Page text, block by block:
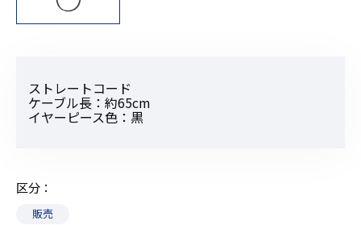
ストレートコード
ケーブル長：約65cm
イヤーピース色：黒
区分
販売